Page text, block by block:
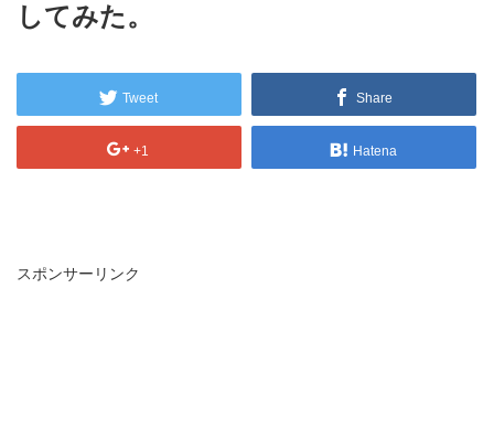
してみた。
Tweet Share
+1 Hatena
スポンサーリンク